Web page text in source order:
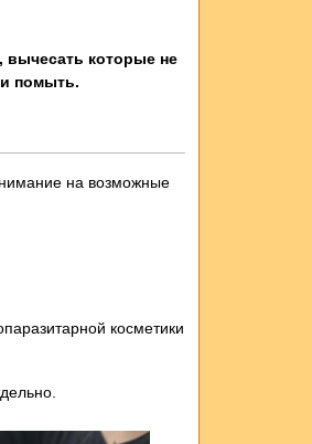
вычесать которые не
помыть.
на возможные
косметики